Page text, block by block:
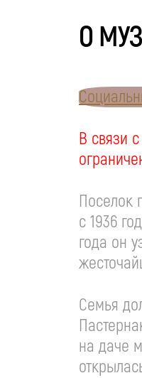
О
В связи
Поселок
с 1936
года он
Семья
на даче